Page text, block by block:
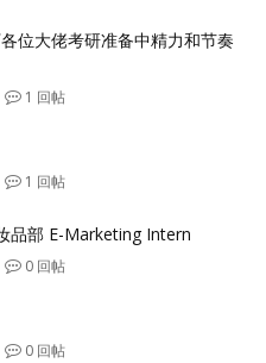
位大佬考研准备中精力和节奏
1 回帖
1 回帖
品部 E-Marketing Intern
0 回帖
0 回帖